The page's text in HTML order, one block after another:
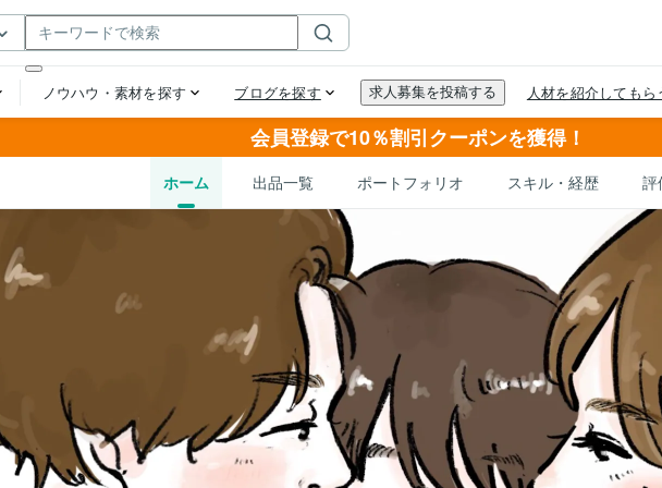
会員登録で10％割引クーポンを獲得！
ホーム 出品一覧 ポートフォリオ スキル・経歴 評